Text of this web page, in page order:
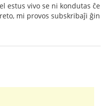
estus vivo se ni kondutas ĉe
mi provos subskribaĵi ĝin